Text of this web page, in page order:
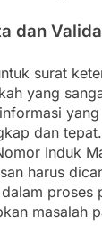
dan
surat
yang
dan
Induk
harus
proses
masalah